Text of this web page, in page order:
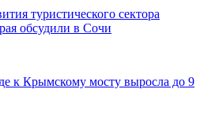
туристического сектора
обсудили в Сочи
к Крымскому мосту выросла до 9